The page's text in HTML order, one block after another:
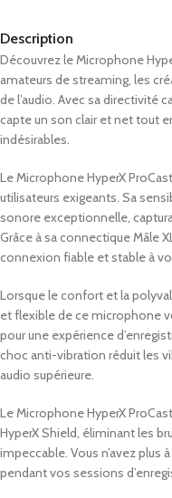
Description
Découvrez le Microphone
amateurs de streaming, les
de l’audio. Avec sa directivité
capte un son clair et net tout
indésirables.
Le Microphone HyperX
utilisateurs exigeants. Sa
sonore exceptionnelle,
Grâce à sa connectique Mâle
connexion fiable et stable à
Lorsque le confort et la
et flexible de ce microphone
pour une expérience
choc anti-vibration réduit les
audio supérieure.
Le Microphone HyperX
HyperX Shield, éliminant les
impeccable. Vous n’avez plus
pendant vos sessions